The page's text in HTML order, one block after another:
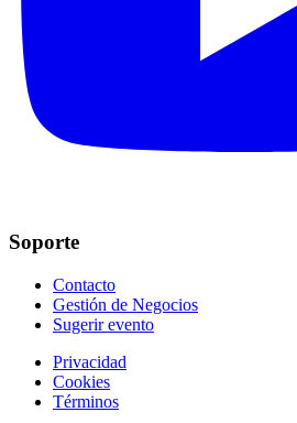
Soporte
Contacto
Gestión de Negocios
Sugerir evento
Privacidad
Cookies
Términos